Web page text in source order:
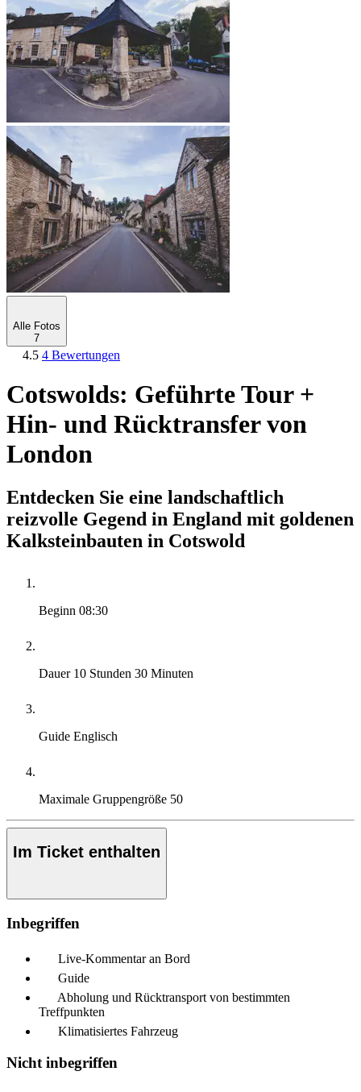
Alle Fotos
7
4.5 4 Bewertungen
Cotswolds: Geführte Tour +
Hin- und Rücktransfer von
London
Entdecken Sie eine landschaftlich
reizvolle Gegend in England mit goldenen
Kalksteinbauten in Cotswold
Beginn 08:30
Dauer 10 Stunden 30 Minuten
Guide Englisch
Maximale Gruppengröße 50
Im Ticket enthalten
Inbegriffen
Live-Kommentar an Bord
Guide
Abholung und Rücktransport von bestimmten
Treffpunkten
Klimatisiertes Fahrzeug
Nicht inbegriffen